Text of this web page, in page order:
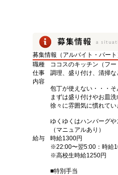
募集情報（アルバイト・パート
職種
ココスのキッチン（フ
仕事
内容
調理、盛り付け、清掃な
包丁が使えない・・・そ
まずは盛り付けやお皿
徐々に雰囲気に慣れてい
ゆくゆくはハンバーグや
（マニュアルあり）
給与
時給1300円
※22:00〜翌5:00：時給
※高校生時給1250円
■特別手当